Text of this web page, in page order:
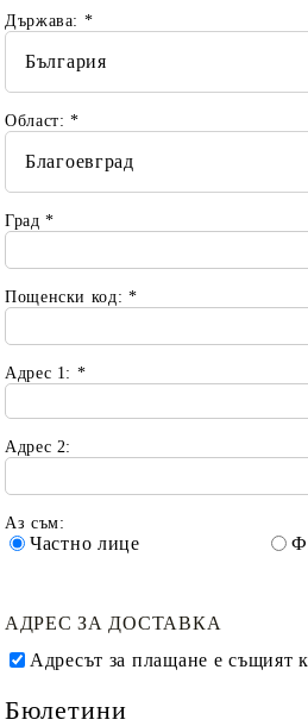
Държава: *
Област:*
Град*
Пощенски код: *
Адрес 1: *
Адрес 2:
Аз съм:
Частно лице
АДРЕС ЗА ДОСТАВКА
Адресът за плащане е същият
Бюлетини